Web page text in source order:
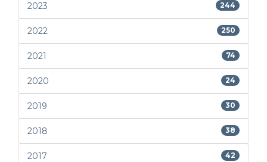
2023 244
2022 250
2021 74
2020 24
2019 30
2018 38
2017 42